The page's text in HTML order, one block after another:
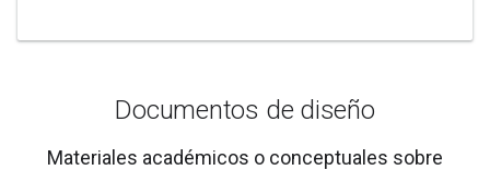
Documentos de diseño
Materiales académicos o conceptuales sobre